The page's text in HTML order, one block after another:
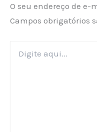
O seu endereço de
Campos obrigatórios
aqui...